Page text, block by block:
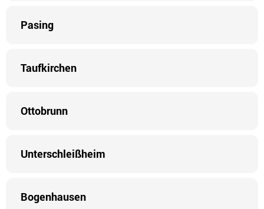
Pasing
Taufkirchen
Ottobrunn
Unterschleißheim
Bogenhausen